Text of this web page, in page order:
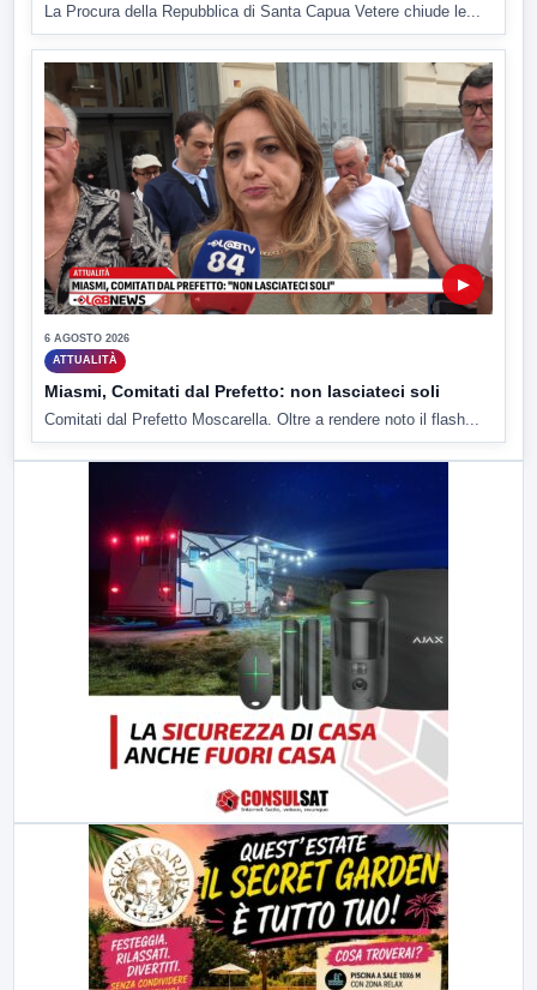
La Procura della Repubblica di Santa Capua Vetere chiude le...
▶
6 AGOSTO 2026
ATTUALITÀ
Miasmi, Comitati dal Prefetto: non lasciateci soli
Comitati dal Prefetto Moscarella. Oltre a rendere noto il flash...